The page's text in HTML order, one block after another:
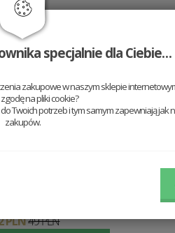
broszka Hare
PLN49 PLN
specjalnie dla Ciebie…
zakupowe w naszym sklepie
na pliki cookie?
Twoich potrzeb i tym samym zapewniają jak
zakupów.